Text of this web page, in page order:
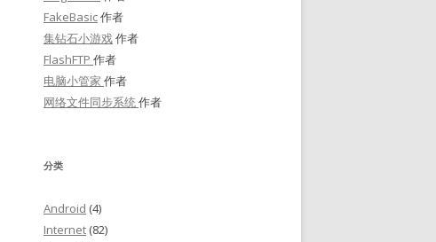
FakeBasic作者
集钻石小游戏作者
FlashFTP 作者
电脑小管家 作者
网络文件同步系统作者
分类
Android (4)
Internet (82)